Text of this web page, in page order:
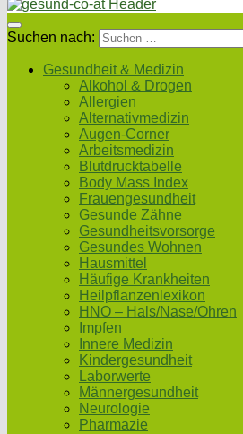
Suchen nach:
Gesundheit & Medizin
Alkohol & Drogen
Allergien
Alternativmedizin
Augen-Corner
Arbeitsmedizin
Blutdrucktabelle
Body Mass Index
Frauengesundheit
Gesunde Zähne
Gesundheitsvorsorge
Gesundes Wohnen
Hausmittel
Häufige Krankheiten
Heilpflanzenlexikon
HNO – Hals/Nase/Ohren
Impfen
Innere Medizin
Kindergesundheit
Laborwerte
Männergesundheit
Neurologie
Pharmazie